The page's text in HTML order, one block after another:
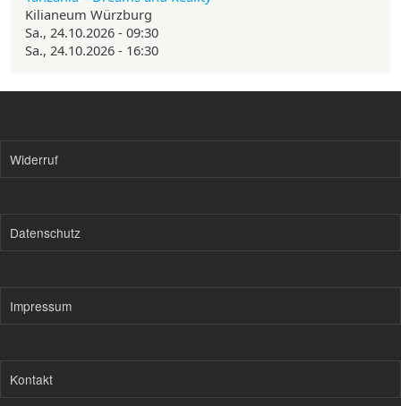
Kilianeum Würzburg
Sa., 24.10.2026 - 09:30
Sa., 24.10.2026 - 16:30
Widerruf
Datenschutz
Impressum
Kontakt